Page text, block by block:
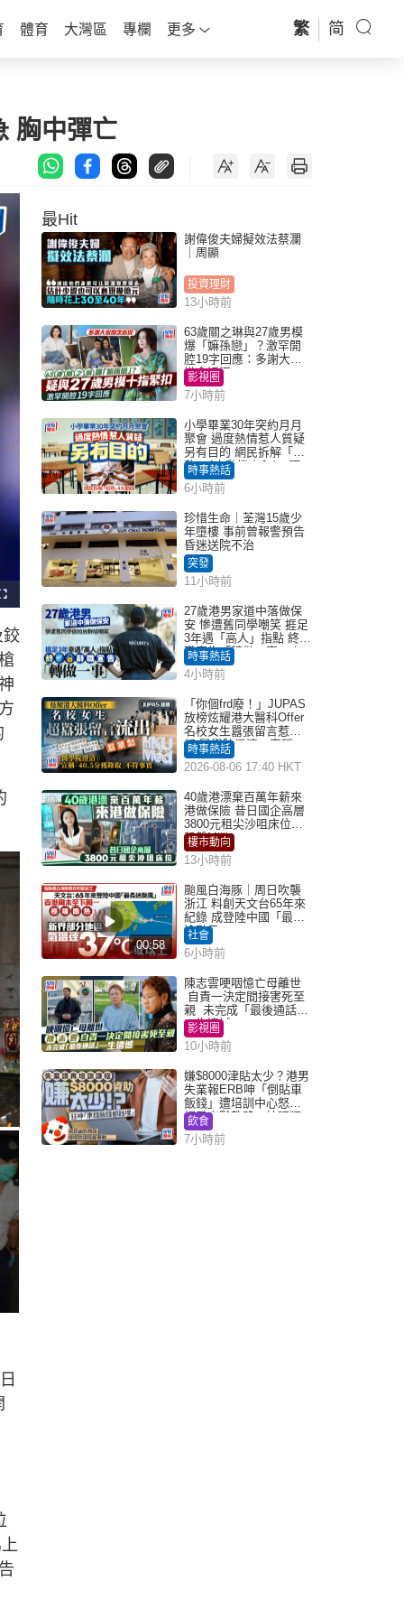
體育 大灣區 專欄 更多 繁 简
胸中彈亡
F
u
s
c
r
e
e
n
鉸
最Hit
謝偉俊夫婦擬效法蔡瀾
｜周顯
投資理財
13小時前
63歲關之琳與27歲男模
爆「嫲孫戀」？激罕開
腔19字回應：多謝大家
掛念近況
影視圈
7小時前
小學畢業30年突約月月
聚會 過度熱情惹人質疑
另有目的 網民拆解「扮
熟」4大動機｜Juicy叮
時事熱話
6小時前
珍惜生命｜荃灣15歲少
年墮樓 事前曾報警預告
昏迷送院不治
突發
11小時前
27歲港男家道中落做保
安 慘遭舊同學嘲笑 捱足
3年遇「高人」指點 終辭
職宣告「轉做一事」｜
Juicy叮
時事熱話
4小時前
「你個frd廢！」JUPAS
放榜炫耀港大醫科Offer
名校女生囂張留言惹眾
怒 醫學院澄清：宣稱
「40.5分獲錄取」不符事
實｜Juicy叮
時事熱話
2026-08-06 17:40 HKT
40歲港漂棄百萬年薪來
港做保險 昔日國企高層
3800元租尖沙咀床位｜
租盤Million
樓市動向
13小時前
00:58
颱風白海豚｜周日吹襲
浙江 料創天文台65年來
紀錄 成登陸中國「最長
途颱風」
社會
6小時前
陳志雲哽咽憶亡母離世
自責一決定間接害死至
親 未完成「最後通話」
一生遺憾
影視圈
10小時前
嫌$8000津貼太少？港男
失業報ERB呻「倒貼車
飯錢」遭培訓中心怒轟
網民幽默教路：揀呢類
課程唔會蝕...
飲食
7小時前